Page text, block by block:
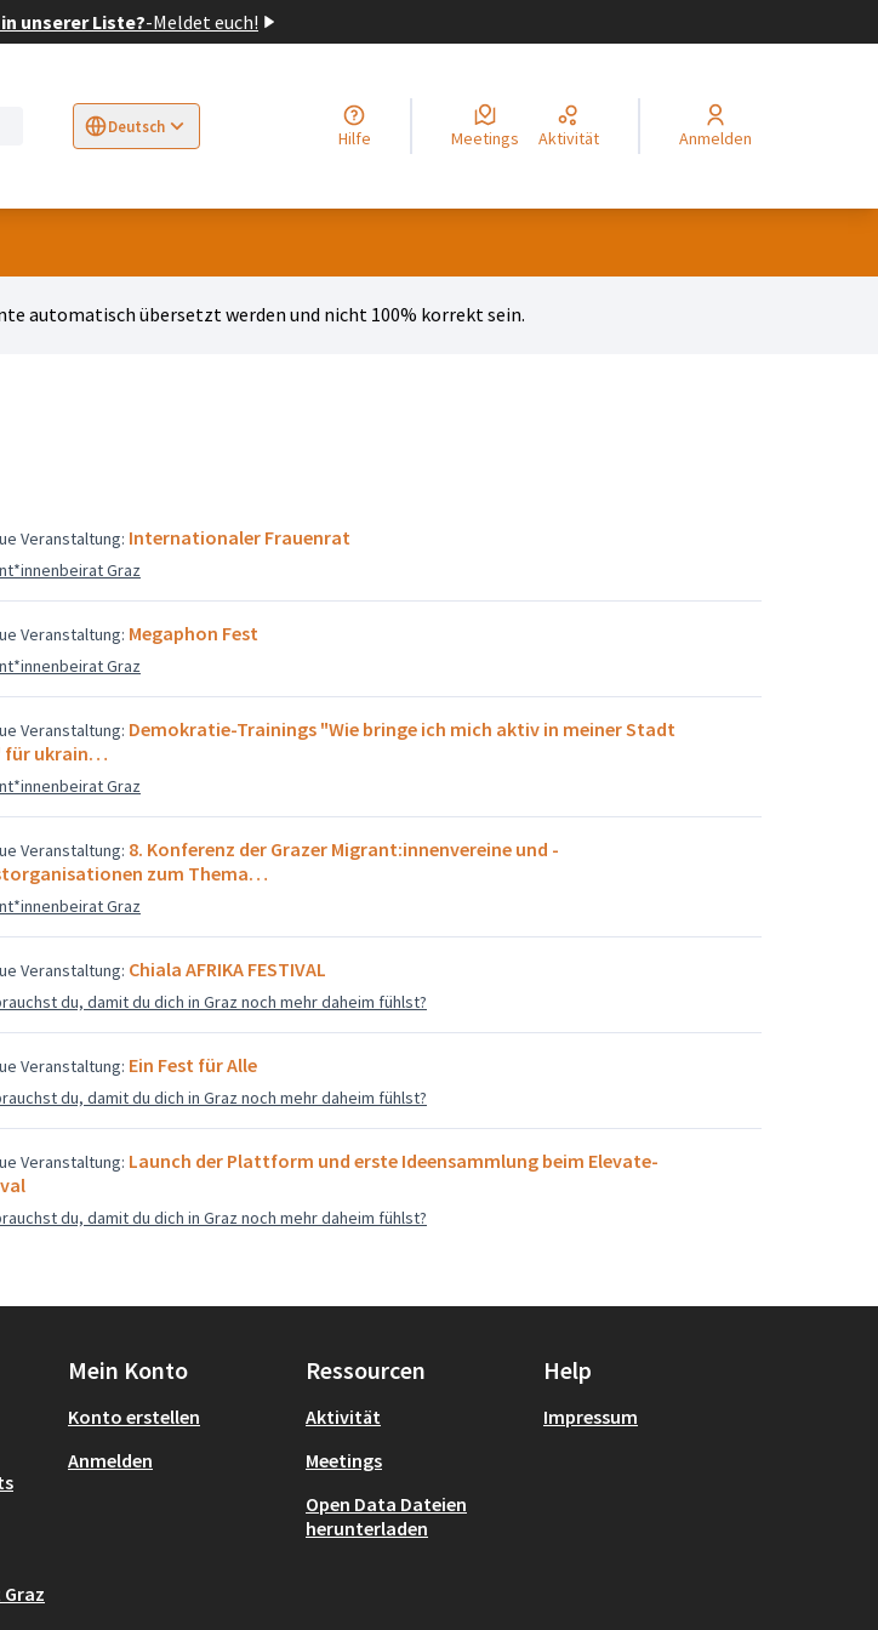
unserer Liste?-Meldet euch!
Deutsch
Sprache wählen Elegir el idioma Choisir la langueAlege limba Izberi jezikOdaberite jezik
Hilfe Meetings Aktivität Anmelden
automatisch übersetzt werden und nicht 100% korrekt sein.
Veranstaltung: Internationaler Frauenrat
Graz
Veranstaltung: Megaphon Fest
Graz
Veranstaltung: Demokratie-Trainings "Wie bringe ich mich aktiv in meiner Stadt
für ukrain…
Graz
Veranstaltung: 8. Konferenz der Grazer Migrant:innenvereine und -
zum Thema…
Graz
Veranstaltung: Chiala AFRIKA FESTIVAL
du, damit du dich in Graz noch mehr daheim fühlst?
Veranstaltung: Ein Fest für Alle
du, damit du dich in Graz noch mehr daheim fühlst?
Veranstaltung: Launch der Plattform und erste Ideensammlung beim Elevate-
du, damit du dich in Graz noch mehr daheim fühlst?
Mein Konto
Konto erstellen
Anmelden
Ressourcen
Aktivität
Meetings
Open Data Dateien
herunterladen
Help
Impressum